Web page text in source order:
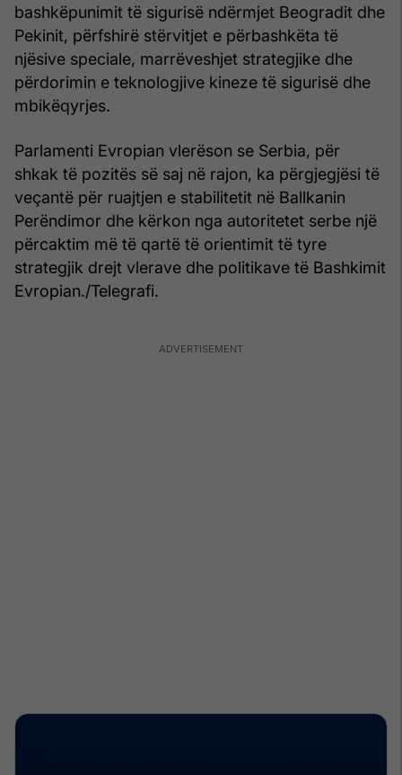
bashkëpunimit të sigurisë ndërmjet Beogradit dhe
Pekinit, përfshirë stërvitjet e përbashkëta të
njësive speciale, marrëveshjet strategjike dhe
përdorimin e teknologjive kineze të sigurisë dhe
mbikëqyrjes.
Parlamenti Evropian vlerëson se Serbia, për
shkak të pozitës së saj në rajon, ka përgjegjësi të
veçantë për ruajtjen e stabilitetit në Ballkanin
Perëndimor dhe kërkon nga autoritetet serbe një
përcaktim më të qartë të orientimit të tyre
strategjik drejt vlerave dhe politikave të Bashkimit
Evropian./Telegrafi.